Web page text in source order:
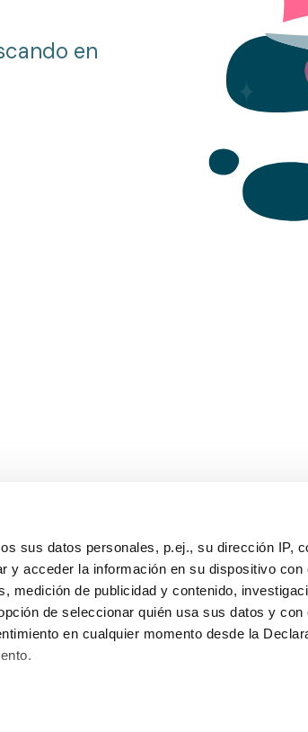
sus datos personales, p.ej., su dirección IP,
y acceder la información en su dispositivo con
medición de publicidad y contenido,
de seleccionar quién usa sus datos y con
en cualquier momento desde la
en